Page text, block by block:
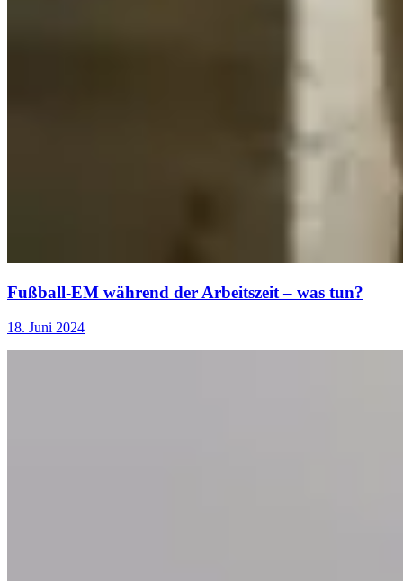
Fußball-EM während der Arbeitszeit – was tun?
18. Juni 2024